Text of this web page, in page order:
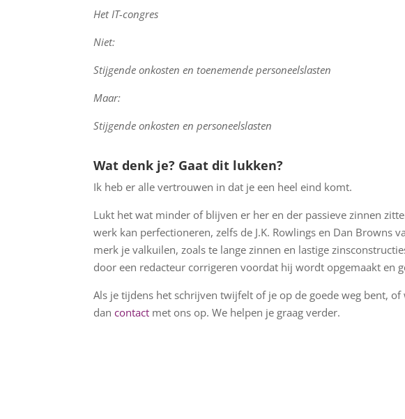
Het IT-congres
Niet:
Stijgende onkosten en toenemende personeelslasten
Maar:
Stijgende onkosten en personeelslasten
Wat denk je? Gaat dit lukken?
Ik heb er alle vertrouwen in dat je een heel eind komt.
Lukt het wat minder of blijven er her en der passieve zinnen
werk kan perfectioneren, zelfs de J.K. Rowlings en Dan Browns
merk je valkuilen, zoals te lange zinnen en lastige
door een redacteur corrigeren voordat hij wordt opgemaakt en
Als je tijdens het schrijven twijfelt of je op de goede weg bent,
dancontact met ons op. We helpen je graag verder.